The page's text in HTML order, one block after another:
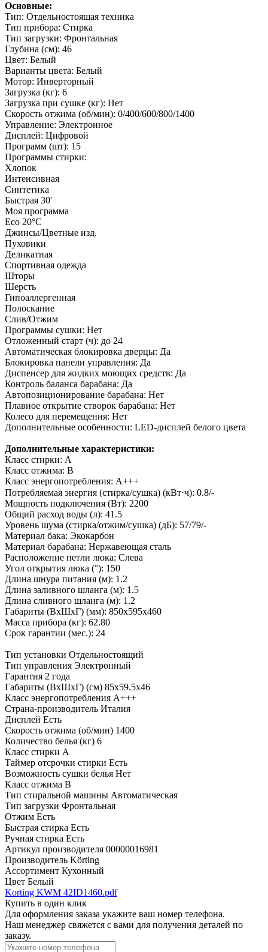
Основные:
Тип: Отдельностоящая техника
Тип прибора: Стирка
Тип загрузки: Фронтальная
Глубина (см): 46
Цвет: Белый
Варианты цвета: Белый
Мотор: Инверторный
Загрузка (кг): 6
Загрузка при сушке (кг): Нет
Скорость отжима (об/мин): 0/400/600/800/1400
Управление: Электронное
Дисплей: Цифровой
Программ (шт): 15
Программы стирки:
Хлопок
Интенсивная
Синтетика
Быстрая 30'
Моя программа
Eco 20°C
Джинсы/Цветные изд.
Пуховики
Деликатная
Спортивная одежда
Шторы
Шерсть
Гипоаллергенная
Полоскание
Слив/Отжим
Программы сушки: Нет
Отложенный старт (ч): до 24
Автоматическая блокировка дверцы: Да
Блокировка панели управления: Да
Диспенсер для жидких моющих средств: Да
Контроль баланса барабана: Да
Автопозиционирование барабана: Нет
Плавное открытие створок барабана: Нет
Колесо для перемещения: Нет
Дополнительные особенности: LED-дисплей белого цвета
Дополнительные характеристики:
Класс стирки: A
Класс отжима: B
Класс энергопотребления: A+++
Потребляемая энергия (стирка/сушка) (кВт⋅ч): 0.8/-
Мощность подключения (Вт): 2200
Общий расход воды (л): 41.5
Уровень шума (стирка/отжим/сушка) (дБ): 57/79/-
Материал бака: Экокарбон
Материал барабана: Нержавеющая сталь
Расположение петли люка: Слева
Угол открытия люка (°): 150
Длина шнура питания (м): 1.2
Длина заливного шланга (м): 1.5
Длина сливного шланга (м): 1.2
Габариты (ВхШхГ) (мм): 850x595x460
Масса прибора (кг): 62.80
Срок гарантии (мес.): 24
Тип установки Отдельностоящий
Тип управления Электронный
Гарантия 2 года
Габариты (ВхШхГ) (см) 85x59.5x46
Класс энергопотребления A+++
Страна-производитель Италия
Дисплей Есть
Скорость отжима (об/мин) 1400
Количество белья (кг) 6
Класс стирки A
Таймер отсрочки стирки Есть
Возможность сушки белья Нет
Класс отжима B
Тип стиральной машины Автоматическая
Тип загрузки Фронтальная
Отжим Есть
Быстрая стирка Есть
Ручная стирка Есть
Артикул производителя 00000016981
Производитель Körting
Ассортимент Кухонный
Цвет Белый
Korting KWM 42ID1460.pdf
Купить в один клик
Для оформления заказа укажите ваш номер телефона.
Наш менеджер свяжется с вами для получения деталей по
заказу.